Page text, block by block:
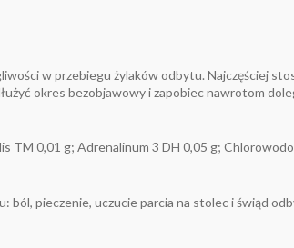
w przebiegu żylaków odbytu. Najczęściej
okres bezobjawowy i zapobiec nawrotom
TM 0,01 g; Adrenalinum 3 DH 0,05 g;
ból, pieczenie, uczucie parcia na stolec i świąd